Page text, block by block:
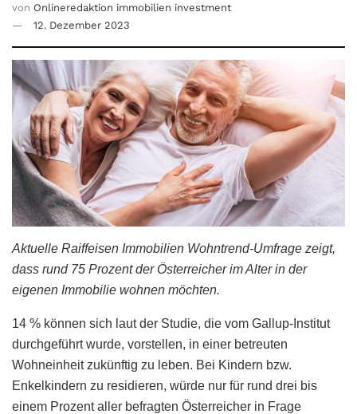
von Onlineredaktion immobilien investment
12. Dezember 2023
Aktuelle Raiffeisen Immobilien Wohntrend-Umfrage zeigt,
dass rund 75 Prozent der Österreicher im Alter in der
eigenen Immobilie wohnen möchten.
14 % können sich laut der Studie, die vom Gallup-Institut
durchgeführt wurde, vorstellen, in einer betreuten
Wohneinheit zukünftig zu leben. Bei Kindern bzw.
Enkelkindern zu residieren, würde nur für rund drei bis
einem Prozent aller befragten Österreicher in Frage